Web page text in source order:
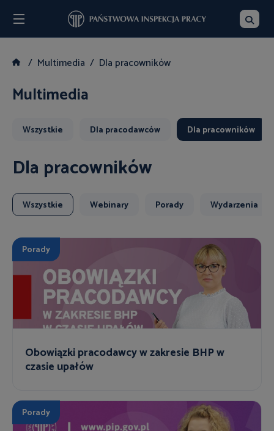
Multimedia Dla pracowników
Multimedia
Wszystkie Dla pracodawców Dla pracowników
Dla pracowników
Wszystkie Webinary Porady Wydarzenia
Porady
Obowiązki pracodawcy w zakresie BHP w
czasie upałów
Porady
Szukaj